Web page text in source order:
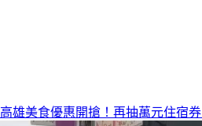
高雄美食優惠開搶！再抽萬元住宿券